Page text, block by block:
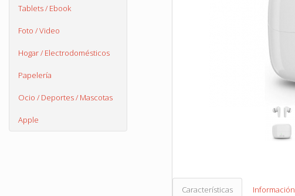
Tablets / Ebook
Foto / Video
Hogar / Electrodomésticos
Papelería
Ocio / Deportes / Mascotas
Apple
Características Información